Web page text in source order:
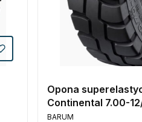
Opona
Continental 7.00-
PRODUCENT
BARUM